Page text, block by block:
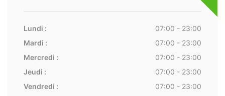
Lundi :
07:00 - 23:00
Mardi :
07:00 - 23:00
Mercredi :
07:00 - 23:00
Jeudi :
07:00 - 23:00
Vendredi :
07:00 - 23:00